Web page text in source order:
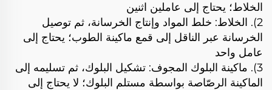
الخلاط؛ يحتاج إلى عاملين اثنين
2). الخلاط: خلط المواد وإنتاج الخرسانة، ثم توصيل
الخرسانة عبر الناقل إلى قمع ماكينة الطوب؛ يحتاج إلى
عامل واحد
3). ماكينة البلوك المجوف: تشكيل البلوك، ثم تسليمه إلى
الماكينة الرصّاصة بواسطة مستلم البلوك؛ لا يحتاج إلى